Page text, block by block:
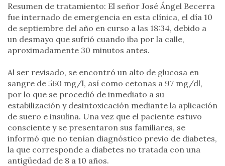
Resumen de tratamiento: El señor José Ángel Becerra
fue internado de emergencia en esta clínica, el día 10
de septiembre del año en curso a las 18:34, debido a
un desmayo que sufrió cuando iba por la calle,
aproximadamente 30 minutos antes.
Al ser revisado, se encontró un alto de glucosa en
sangre de 560 mg/l, así como cetonas a 97 mg/dl,
por lo que se procedió de inmediato a su
estabilización y desintoxicación mediante la aplicación
de suero e insulina. Una vez que el paciente estuvo
consciente y se presentaron sus familiares, se
informó que no tenían diagnóstico previo de diabetes,
la que corresponde a diabetes no tratada con una
antigüedad de 8 a 10 años.